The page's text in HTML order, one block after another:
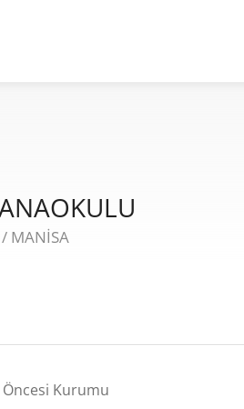
MANİSA
Öncesi Kurumu